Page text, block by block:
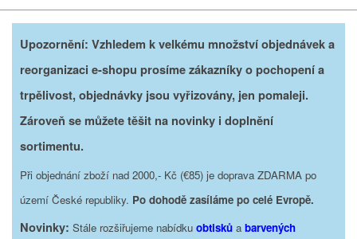
Upozornění: Vzhledem k velkému množství objednávek a
reorganizaci e-shopu prosíme zákazníky o pochopení a
trpělivost, objednávky jsou vyřizovány, jen pomaleji.
Zároveň se můžete těšit na novinky i doplnění
sortimentu.
Při objednání zboží nad 2000,- Kč (€85) je doprava ZDARMA po
území České republiky. Po dohodě zasíláme po celé Evropě.
Novinky: Stále rozšiřujeme nabídku obtisků a barvených